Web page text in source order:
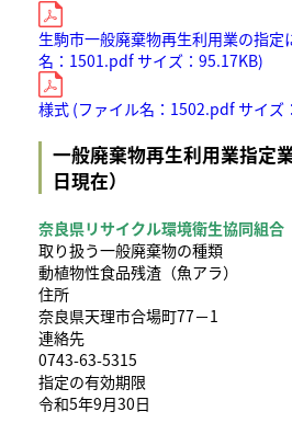
生駒市一般廃棄物再生利用業の指定
名：1501.pdf サイズ：95.17KB)
様式 (ファイル名：1502.pdf サイズ
一般廃棄物再生利用業指定
日現在）
奈良県リサイクル環境衛生協同組合
取り扱う一般廃棄物の種類
動植物性食品残渣（魚アラ）
住所
奈良県天理市合場町77－1
連絡先
0743-63-5315
指定の有効期限
令和5年9月30日